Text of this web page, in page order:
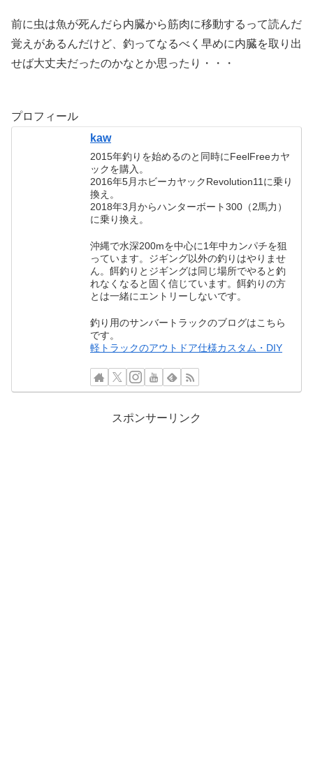
前に虫は魚が死んだら内臓から筋肉に移動するって読んだ
覚えがあるんだけど、釣ってなるべく早めに内臓を取り出
せば大丈夫だったのかなとか思ったり・・・
プロフィール
kaw
2015年釣りを始めるのと同時にFeelFreeカヤ
ックを購入。
2016年5月ホビーカヤックRevolution11に乗り
換え。
2018年3月からハンターボート300（2馬力）
に乗り換え。
沖縄で水深200mを中心に1年中カンパチを狙
っています。ジギング以外の釣りはやりませ
ん。餌釣りとジギングは同じ場所でやると釣
れなくなると固く信じています。餌釣りの方
とは一緒にエントリーしないです。
釣り用のサンバートラックのブログはこちら
です。
軽トラックのアウトドア仕様カスタム・DIY
スポンサーリンク